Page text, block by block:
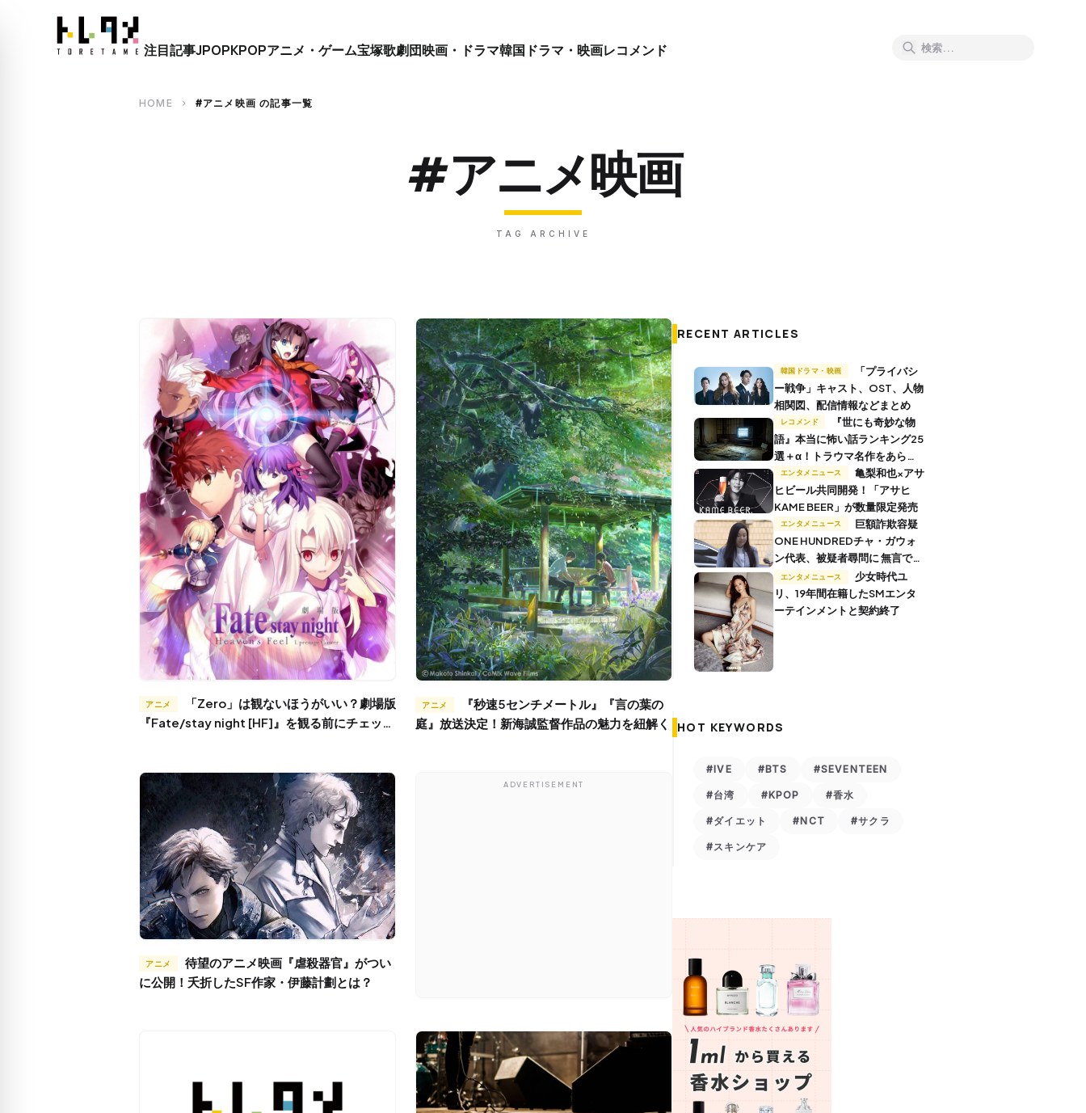
close
注目記事JPOPKPOPアニメ・ゲーム宝塚歌劇団映画・ドラマ韓国ドラマ・映画レコメンド
HOME chevron_right #アニメ映画 の記事一覧
#アニメ映画
TAG ARCHIVE
アニメ
『Fate/stay night [HF]』を観る前にチェック
アニメ
庭』放送決定！新海誠監督作品の魅力を紐解く
アニメ
に公開！夭折したSF作家・伊藤計劃とは？
ADVERTISEMENT
RECENT ARTICLES
韓国ドラマ・映画
ー戦争」キャスト、OST、人物
相関図、配信情報などまとめ
レコメンド
語』本当に怖い話ランキング25
選＋α！トラウマ名作をあらす
じ付きで解説
エンタメニュース
ヒビール共同開発！「アサヒ
KAME BEER」が数量限定発売
エンタメニュース
ONE HUNDREDチャ・ガウォ
ン代表、被疑者尋問に 無言で退
廷エンタメニュース
リ、19年間在籍したSMエンタ
ーテインメントと契約終了
HOT KEYWORDS
#IVE #BTS #SEVENTEEN
#台湾 #KPOP #香水
#ダイエット #NCT #サクラ
#スキンケア